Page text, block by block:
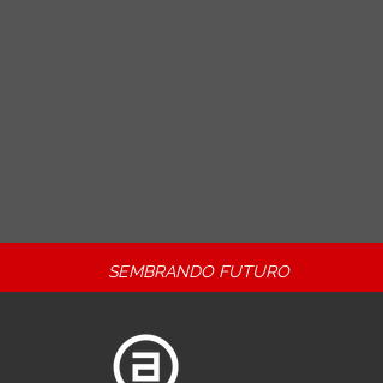
SEMBRANDO FUTURO